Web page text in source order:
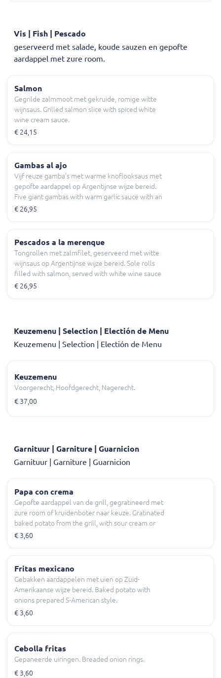
Vis | Fish | Pescado
geserveerd met salade, koude sauzen en gepofte
aardappel met zure room.
Salmon
Gegrilde zalmmoot met gekruide, romige witte
wijnsaus. Grilled salmon slice with spiced white
wine cream sauce.
€ 24,15
Gambas al ajo
Vijf reuze gamba’s met warme knoflooksaus met
gepofte aardappel op Argentijnse wijze bereid.
Five giant gambas with warm garlic sauce with an
Argentinian style baked potato.
€ 26,95
Pescados a la merenque
Tongrollen met zalmfilet, geserveerd met witte
wijnsaus op Argentijnse wijze bereid. Sole rolls
filled with salmon, served with white wine sauce
Argentinian style.
€ 26,95
Keuzemenu | Selection | Electión de Menu
Keuzemenu | Selection | Electión de Menu
Keuzemenu
Voorgerecht, Hoofdgerecht, Nagerecht.
€ 37,00
Garnituur | Garniture | Guarnicion
Garnituur | Garniture | Guarnicion
Papa con crema
Gepofte aardappel van de grill, gegratineerd met
zure room of kruidenboter naar keuze. Gratinated
baked potato from the grill, with sour cream or
herb butter to your own choice.
€ 3,60
Fritas mexicano
Gebakken aardappelen met uien op Zuid-
Amerikaanse wijze bereid. Baked potato with
onions prepared S-American style.
€ 3,60
Cebolla fritas
Gepaneerde uiringen. Breaded onion rings.
€ 3,60